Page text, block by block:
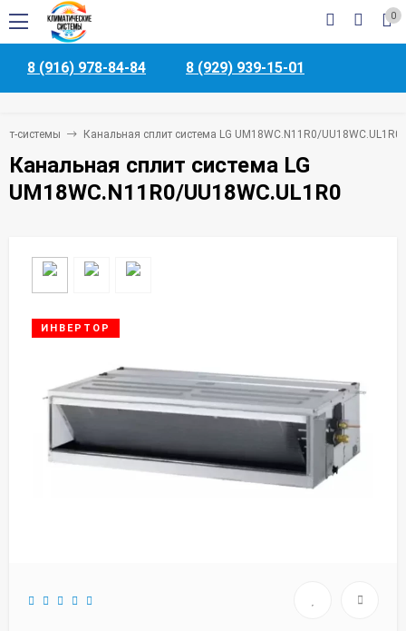
0
8 (916) 978-84-84 8 (929) 939-15-01
системы Канальная сплит система LG UM18WC.N11R0/UU18WC.UL1R0
Канальная сплит система LG
UM18WC.N11R0/UU18WC.UL1R0
ИНВЕРТОР